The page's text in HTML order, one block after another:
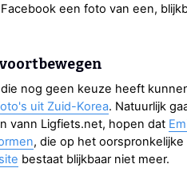
een foto van een,
nog geen keuze heeft
uit Zuid-Korea. Natuurlijk
vann Ligfiets.net, hopen dat
, die op het
bestaat blijkbaar niet meer.